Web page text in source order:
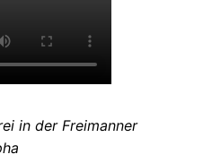
in der Freimanner